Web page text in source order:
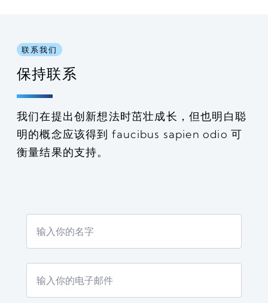
联系我们
保持联系
我们在提出创新想法时茁壮成长，但也明白聪
明的概念应该得到 faucibus sapien odio 可
衡量结果的支持。